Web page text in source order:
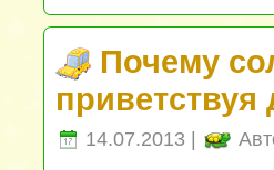
Почему
приветствуя
14.07.2013 |